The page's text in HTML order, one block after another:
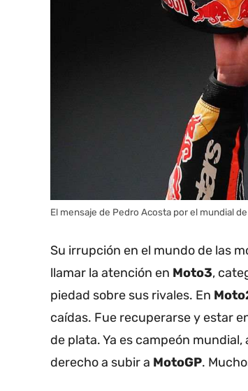
El mensaje de Pedro Acosta por el mundial
Su irrupción en el mundo de las
llamar la atención en Moto3,
piedad sobre sus rivales. En
caídas. Fue recuperarse y estar
de plata. Ya es campeón
derecho a subir a MotoGP.